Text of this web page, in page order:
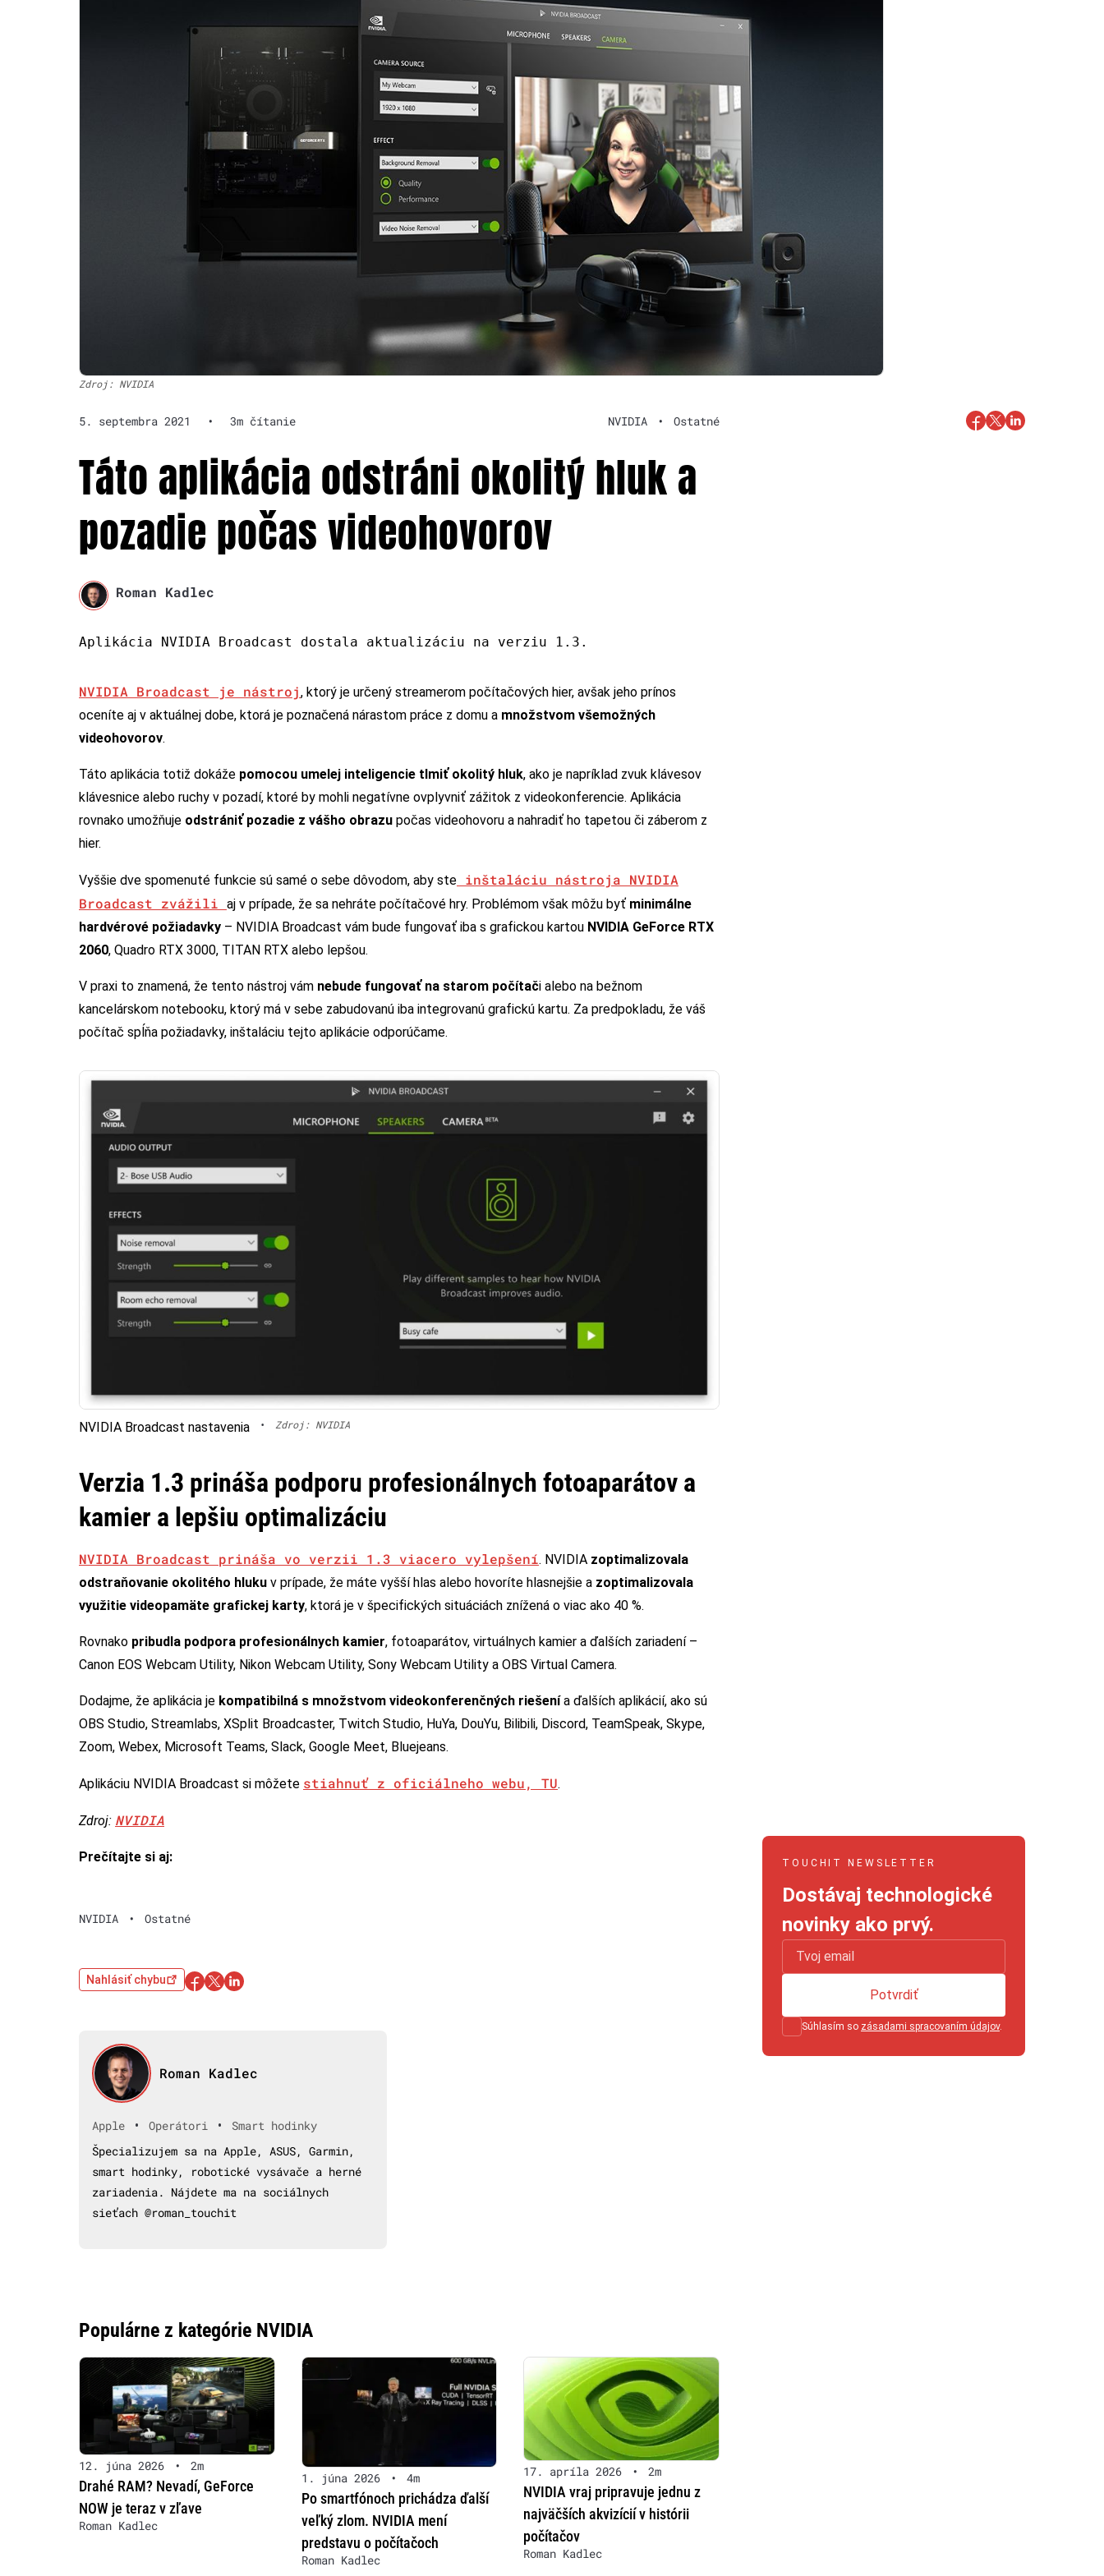
Zdroj: NVIDIA
5. septembra 2021 • 3m čítanie NVIDIA • Ostatné
Táto aplikácia odstráni okolitý hluk a
pozadie počas videohovorov
Roman Kadlec
Aplikácia NVIDIA Broadcast dostala aktualizáciu na verziu 1.3.
NVIDIA Broadcast je nástroj, ktorý je určený streamerom počítačových hier, avšak jeho prínos
oceníte aj v aktuálnej dobe, ktorá je poznačená nárastom práce z domu a množstvom všemožných
videohovorov.
Táto aplikácia totiž dokáže pomocou umelej inteligencie tlmiť okolitý hluk, ako je napríklad zvuk klávesov
klávesnice alebo ruchy v pozadí, ktoré by mohli negatívne ovplyvniť zážitok z videokonferencie. Aplikácia
rovnako umožňuje odstrániť pozadie z vášho obrazu počas videohovoru a nahradiť ho tapetou či záberom z
hier.
Vyššie dve spomenuté funkcie sú samé o sebe dôvodom, aby ste inštaláciu nástroja NVIDIA
Broadcast zvážili aj v prípade, že sa nehráte počítačové hry. Problémom však môžu byť minimálne
hardvérové požiadavky – NVIDIA Broadcast vám bude fungovať iba s grafickou kartou NVIDIA GeForce RTX
2060, Quadro RTX 3000, TITAN RTX alebo lepšou.
V praxi to znamená, že tento nástroj vám nebude fungovať na starom počítači alebo na bežnom
kancelárskom notebooku, ktorý má v sebe zabudovanú iba integrovanú grafickú kartu. Za predpokladu, že váš
počítač spĺňa požiadavky, inštaláciu tejto aplikácie odporúčame.
NVIDIA Broadcast nastavenia • Zdroj: NVIDIA
Verzia 1.3 prináša podporu profesionálnych fotoaparátov a
kamier a lepšiu optimalizáciu
NVIDIA Broadcast prináša vo verzii 1.3 viacero vylepšení. NVIDIA zoptimalizovala
odstraňovanie okolitého hluku v prípade, že máte vyšší hlas alebo hovoríte hlasnejšie a zoptimalizovala
využitie videopamäte grafickej karty, ktorá je v špecifických situáciách znížená o viac ako 40 %.
Rovnako pribudla podpora profesionálnych kamier, fotoaparátov, virtuálnych kamier a ďalších zariadení –
Canon EOS Webcam Utility, Nikon Webcam Utility, Sony Webcam Utility a OBS Virtual Camera.
Dodajme, že aplikácia je kompatibilná s množstvom videokonferenčných riešenía ďalších aplikácií, ako sú
OBS Studio, Streamlabs, XSplit Broadcaster, Twitch Studio, HuYa, DouYu, Bilibili, Discord, TeamSpeak, Skype,
Zoom, Webex, Microsoft Teams, Slack, Google Meet, Bluejeans.
Aplikáciu NVIDIA Broadcast si môžete stiahnuť z oficiálneho webu, TU.
Zdroj: NVIDIA
Prečítajte si aj:
NVIDIA • Ostatné
Nahlásiť chybu
Roman Kadlec
Apple • Operátori •
Smart hodinky
Špecializujem sa na Apple, ASUS, Garmin,
smart hodinky, robotické vysávače a herné
zariadenia. Nájdete ma na sociálnych
sieťach @roman_touchit
Populárne z kategórie NVIDIA
12. júna 2026 • 2m
Drahé RAM? Nevadí, GeForce
NOW je teraz v zľave
Roman Kadlec
1. júna 2026 • 4m
Po smartfónoch prichádza ďalší
veľký zlom. NVIDIA mení
predstavu o počítačoch
Roman Kadlec
17. apríla 2026 • 2m
NVIDIA vraj pripravuje jednu z
najväčších akvizícií v histórii
počítačov
Roman Kadlec
TOUCHIT NEWSLETTER
Dostávaj technologické
novinky ako prvý.
Súhlasím so zásadami spracovaním údajov.
Potvrdiť